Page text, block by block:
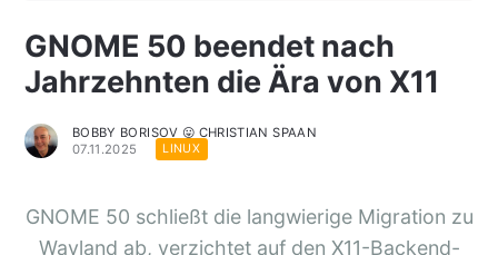
GNOME 50 beendet nach
Jahrzehnten die Ära von X11
BOBBY BORISOV 😛 CHRISTIAN SPAAN
07.11.2025
LINUX
GNOME 50 schließt die langwierige Migration zu
Wayland ab, verzichtet auf den X11-Backend-